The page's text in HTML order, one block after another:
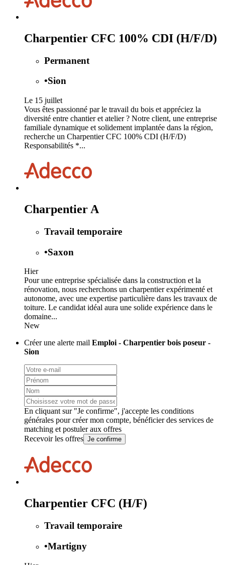
Charpentier CFC 100% CDI (H/F/D)
Permanent
•Sion
Le 15 juillet
Vous êtes passionné par le travail du bois et appréciez la
diversité entre chantier et atelier ? Notre client, une entreprise
familiale dynamique et solidement implantée dans la région,
recherche un Charpentier CFC 100% CDI (H/F/D)
Responsabilités *...
Charpentier A
Travail temporaire
•Saxon
Hier
Pour une entreprise spécialisée dans la construction et la
rénovation, nous recherchons un charpentier expérimenté et
autonome, avec une expertise particulière dans les travaux de
toiture. Le candidat idéal aura une solide expérience dans le
domaine...
New
Créer une alerte mail Emploi - Charpentier bois poseur -
Sion
En cliquant sur "Je confirme", j'accepte les conditions
générales pour créer mon compte, bénéficier des services de
matching et postuler aux offres
Recevoir les offres Je confirme
Charpentier CFC (H/F)
Travail temporaire
•Martigny